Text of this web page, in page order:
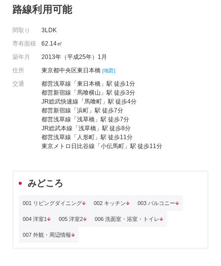
路線利用可能
間取り
3LDK
専有面積
62.14㎡
築年月
2013年（平成25年）1月
住所
東京都中央区東日本橋 [地図]
交通
都営浅草線「東日本橋」駅 徒歩1分
都営新宿線「馬喰横山」駅 徒歩3分
JR総武快速線「馬喰町」駅 徒歩4分
都営新宿線「浜町」駅 徒歩7分
都営浅草線「浅草橋」駅 徒歩7分
JR総武本線「浅草橋」駅 徒歩8分
都営浅草線「人形町」駅 徒歩11分
東京メトロ日比谷線「小伝馬町」駅 徒歩11分
みどころ
001 リビングダイニング 002 キッチン 003 バルコニー
004 洋室1 005 洋室2 006 洗面室・浴室・トイレ
007 外観・周辺情報